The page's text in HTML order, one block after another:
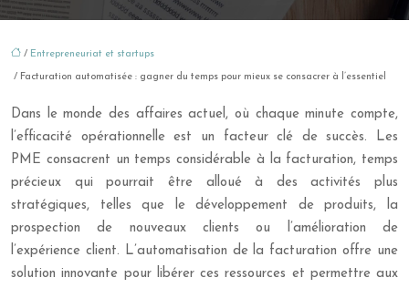
/ Entrepreneuriat et startups
/ Facturation automatisée : gagner du temps pour mieux se consacrer à l’essentiel
Dans le monde des affaires actuel, où chaque minute compte,
l’efficacité opérationnelle est un facteur clé de succès. Les
PME consacrent un temps considérable à la facturation, temps
précieux qui pourrait être alloué à des activités plus
stratégiques, telles que le développement de produits, la
prospection de nouveaux clients ou l’amélioration de
l’expérience client. L’automatisation de la facturation offre une
solution innovante pour libérer ces ressources et permettre aux